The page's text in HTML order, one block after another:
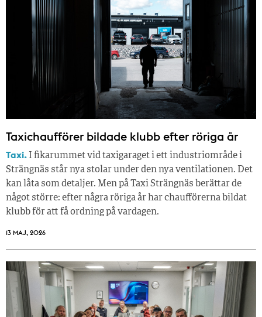
Taxichaufförer bildade klubb efter röriga år
Taxi. I fikarummet vid taxigaraget i ett industriområde i
Strängnäs står nya stolar under den nya ventilationen. Det
kan låta som detaljer. Men på Taxi Strängnäs berättar de
något större: efter några röriga år har chaufförerna bildat
klubb för att få ordning på vardagen.
13 MAJ, 2026